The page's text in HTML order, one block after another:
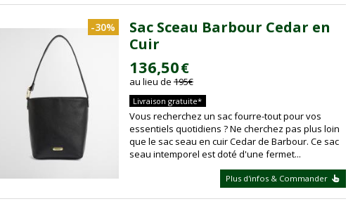
-30%
Sac Sceau Barbour Cedar en
Cuir
136,50€
au lieu de 195€
Livraison gratuite*
Vous recherchez un sac fourre-tout pour vos
essentiels quotidiens ? Ne cherchez pas plus loin
que le sac seau en cuir Cedar de Barbour. Ce sac
seau intemporel est doté d'une fermet...
Plus d'infos & Commander